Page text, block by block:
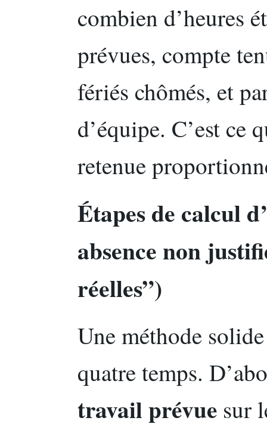
combien d’heures
prévues, compte
fériés chômés, et
d’équipe. C’est ce
retenue
Étapes de calcul
absence non
réelles”)
Une méthode
quatre temps.
travail prévue sur